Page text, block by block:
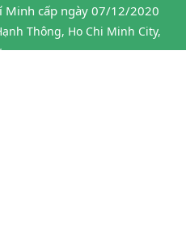
Minh cấp ngày 07/12/2020
Thông, Ho Chi Minh City,